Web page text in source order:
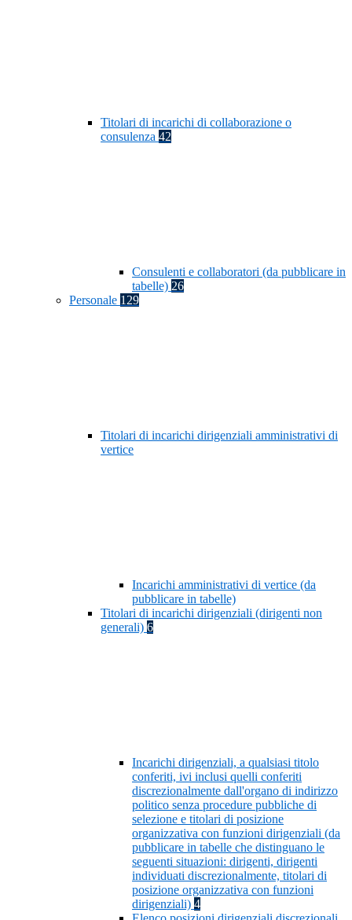
Titolari di incarichi di collaborazione o
consulenza 42
Consulenti e collaboratori (da pubblicare in
tabelle) 26
Personale 129
Titolari di incarichi dirigenziali amministrativi di
vertice
Incarichi amministrativi di vertice (da
pubblicare in tabelle)
Titolari di incarichi dirigenziali (dirigenti non
generali) 6
Incarichi dirigenziali, a qualsiasi titolo
conferiti, ivi inclusi quelli conferiti
discrezionalmente dall'organo di indirizzo
politico senza procedure pubbliche di
selezione e titolari di posizione
organizzativa con funzioni dirigenziali (da
pubblicare in tabelle che distinguano le
seguenti situazioni: dirigenti, dirigenti
individuati discrezionalmente, titolari di
posizione organizzativa con funzioni
dirigenziali) 4